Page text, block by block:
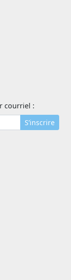
courriel :
S’inscrire